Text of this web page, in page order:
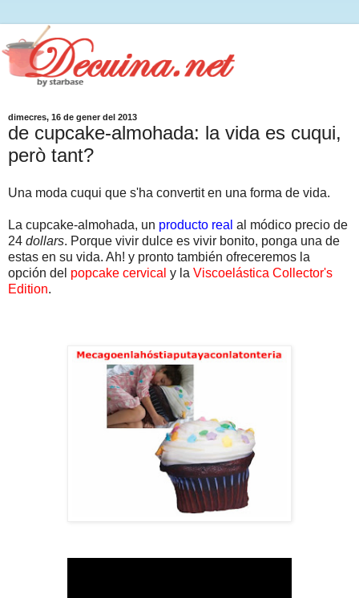
dimecres, 16 de gener del 2013
de cupcake-almohada: la vida es cuqui,
però tant?
Una moda cuqui que s'ha convertit en una forma de vida.
La cupcake-almohada, un producto real al módico precio de
24 dollars. Porque vivir dulce es vivir bonito, ponga una de
estas en su vida. Ah! y pronto también ofreceremos la
opción del popcake cervical y la Viscoelástica Collector's
Edition.